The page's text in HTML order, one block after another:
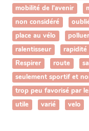
mobilité de l'avenir
non considéré
place au vélo
polluer
ralentisseur
rapidité
Respirer
route
seulement sportif et
trop peu favorisé par
utile
varié velo